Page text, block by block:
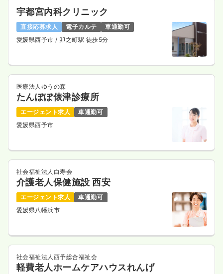
宇都宮内科クリニック
直接応募求人 電子カルテ
車通勤可
愛媛県西予市/ 卯之町駅 徒歩5分
医療法人ゆうの森
たんぽぽ俵津診療所
エージェント求人
車通勤可
愛媛県西予市
社会福祉法人白寿会
介護老人保健施設 西安
エージェント求人
車通勤可
愛媛県八幡浜市
社会福祉法人西予総合福祉会
軽費老人ホームケアハウスれんげ